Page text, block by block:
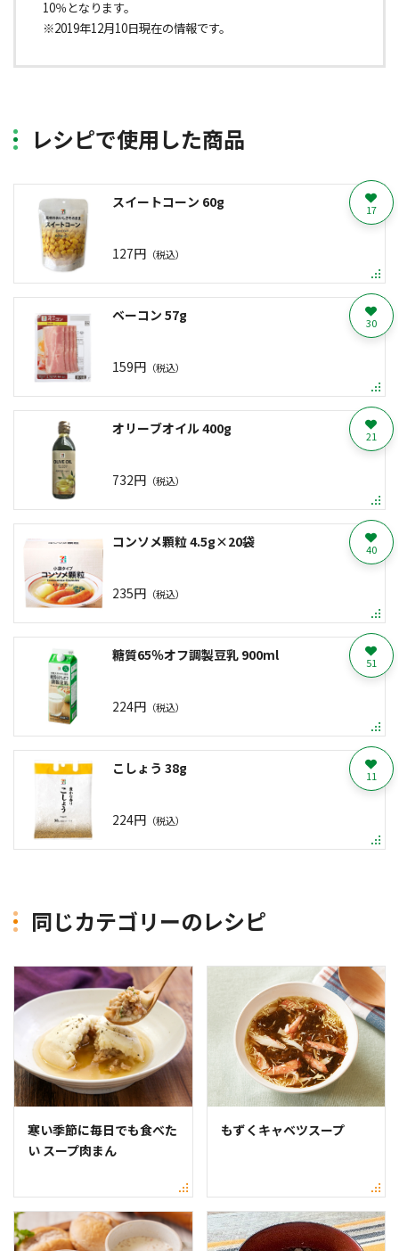
10％となります。
※2019年12月10日現在の情報です。
レシピで使用した商品
スイートコーン 60g
127円 （税込）
17
ベーコン 57g
159円 （税込）
30
オリーブオイル 400g
732円 （税込）
21
コンソメ顆粒 4.5g×20袋
235円 （税込）
40
糖質65％オフ調製豆乳 900ml
224円 （税込）
51
こしょう 38g
224円 （税込）
11
同じカテゴリーのレシピ
寒い季節に毎日でも食べた
い スープ肉まん
もずくキャベツスープ